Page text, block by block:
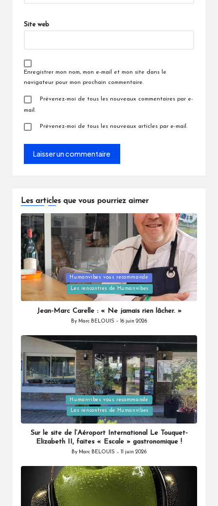
Site web
Enregistrer mon nom, mon e-mail et mon site dans le
navigateur pour mon prochain commentaire.
Prévenez-moi de tous les nouveaux commentaires par e-
mail.
Prévenez-moi de tous les nouveaux articles par e-mail.
Les articles que vous pourriez aimer
Posted
Humanvibes vous recommande
Les rencontres de Humanvibes
Jean-Marc Carelle : « Ne jamais rien lâcher. »
Posted
By Marc BELOUIS 16 juin 2026
Posted
in
Humanvibes vous recommande
Les rencontres de Humanvibes
Sur le site de l’Aéroport International Le Touquet-
Elizabeth II, faites « Escale » gastronomique !
Posted
By Marc BELOUIS 11 juin 2026